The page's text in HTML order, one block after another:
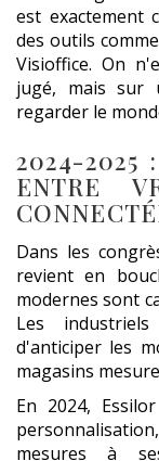
est exactement
des outils
Visioffice. On
jugé, mais sur
regarder le
2024-2025
ENTRE
Dans les
revient en
modernes sont
Les
d'anticiper les
magasins
En 2024,
mesures à